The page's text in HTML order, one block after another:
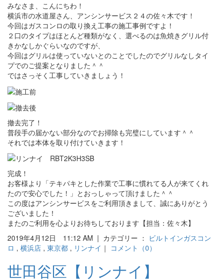
みなさま、こんにちわ！
横浜市の水道屋さん、アンシンサービス２４の佐々木です！
今回はガスコンロの取り換え工事の施工事例ですよ！
２口のタイプはほとんど種類がなく、選べるのは魚焼きグリル付
きかなしかぐらいなのですが、
今回はグリルは使っていないとのことでしたのでグリルなしタイ
プでのご提案となりました＾＾
ではさっそく工事していきましょう！
撤去完了！
普段手の届かない部分なのでお掃除も完璧にしています＾＾
それでは本体を取り付けていきます！
完成！
お客様より「テキパキとした作業で工事に慣れてる人が来てくれ
たので安心でした！」とおっしゃって頂けました＾＾
この度はアンシンサービスをご利用頂きまして、誠にありがとう
ございました！
またのご利用を心よりお待ちしております【担当：佐々木】
2019年4月12日 11:12 AM | カテゴリー ： ビルトインガスコン
ロ , 横浜店 , 東京都 , リンナイ ｜ コメント（0）
世田谷区【リンナイ】